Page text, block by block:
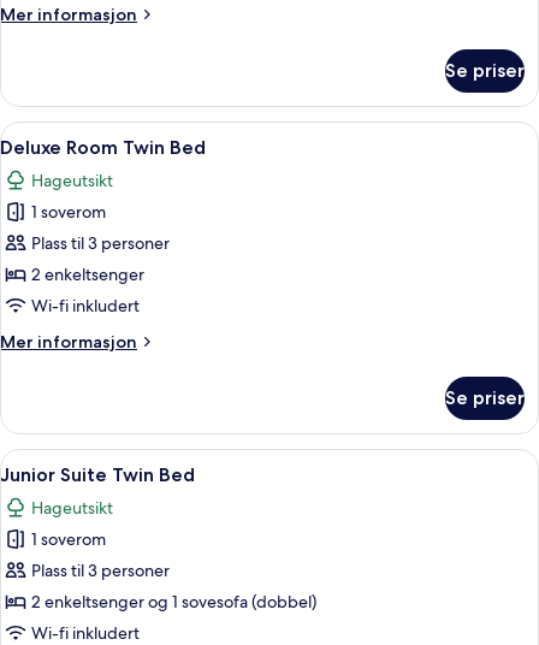
Mer informasjon
Mer
–
senior
Se priser
Åpne
alle
bildene
av
Deluxe
Room
Twin
Minibar (inkludert), safe på rommet
4
Deluxe Room Twin Bed
Hageutsikt
1 soverom
Plass til 3 personer
2 enkeltsenger
Wi-fi inkludert
Mer informasjon
Mer
Room
Twin
Bed
Se priser
Åpne
alle
bildene
av
Junior
Suite
Twin
Junior Suite Twin Bed | Minibar
5
Junior Suite Twin Bed
Hageutsikt
1 soverom
Plass til 3 personer
2 enkeltsenger og 1 sovesofa (dobbel)
Wi-fi inkludert